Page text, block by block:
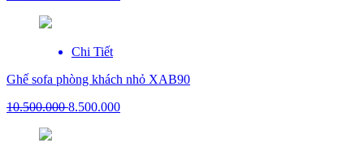
Chi Tiết
Ghế sofa phòng khách nhỏ XAB90
10.500.0008.500.000